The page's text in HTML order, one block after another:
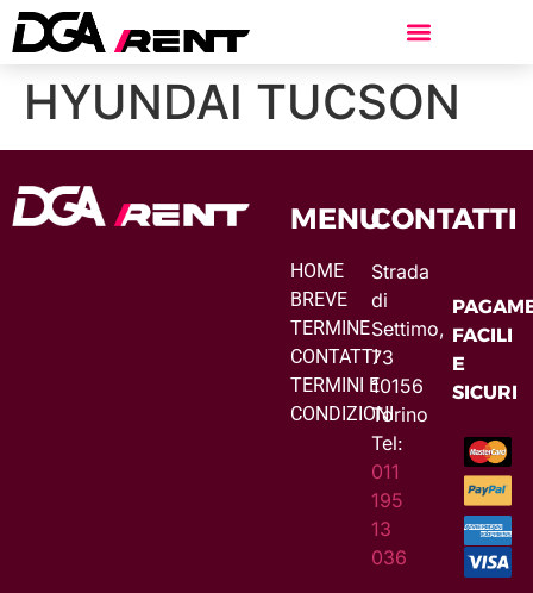
HYUNDAI TUCSON
MENU
HOME
BREVE
TERMINE
CONTATTI
TERMINI E
CONDIZIONI
CONTATTI
Strada
di
Settimo,
73
10156
Torino
Tel:
011
195
13
036
FACILI
E
SICURI